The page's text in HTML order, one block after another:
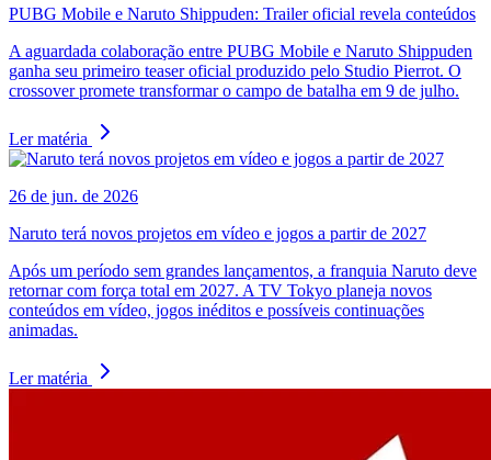
PUBG Mobile e Naruto Shippuden: Trailer oficial revela conteúdos
A aguardada colaboração entre PUBG Mobile e Naruto Shippuden
ganha seu primeiro teaser oficial produzido pelo Studio Pierrot. O
crossover promete transformar o campo de batalha em 9 de julho.
Ler matéria
26 de jun. de 2026
Naruto terá novos projetos em vídeo e jogos a partir de 2027
Após um período sem grandes lançamentos, a franquia Naruto deve
retornar com força total em 2027. A TV Tokyo planeja novos
conteúdos em vídeo, jogos inéditos e possíveis continuações
animadas.
Ler matéria